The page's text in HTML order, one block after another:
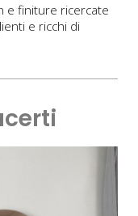
e finiture ricercate
e ricchi di